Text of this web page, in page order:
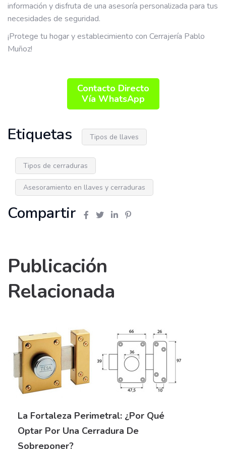
información y disfruta de una asesoría personalizada para tus
necesidades de seguridad.
¡Protege tu hogar y establecimiento con Cerrajería Pablo
Muñoz!
Contacto Directo
Vía WhatsApp
Etiquetas Tipos de llaves
Tipos de cerraduras
Asesoramiento en llaves y cerraduras
Compartir
Publicación
Relacionada
La Fortaleza Perimetral: ¿Por Qué
Optar Por Una Cerradura De
Sobreponer?